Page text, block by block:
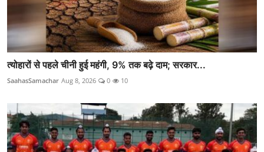
त्योहारों से पहले चीनी हुई महंगी, 9% तक बढ़े दाम; सरकार...
SaahasSamachar Aug 8, 2026 0 10